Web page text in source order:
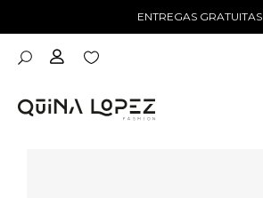
ENTREGAS GRATUITAS